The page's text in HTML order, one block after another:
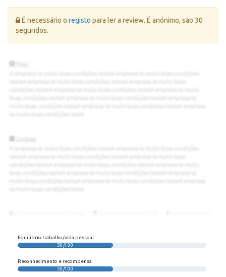
Erro:
É necessário o registo para ler a review. É anónimo, são 30
segundos.
Equilíbrio trabalho/vida pessoal
50/100
Reconhecimento e recompensa
50/100